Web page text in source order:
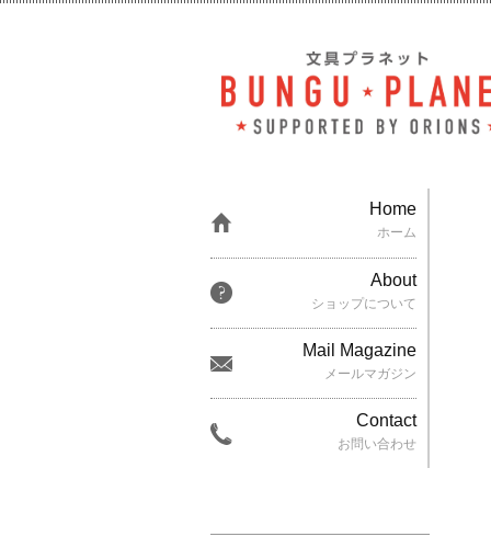
Home
ホーム
About
ショップについて
Mail Magazine
メールマガジン
Contact
お問い合わせ